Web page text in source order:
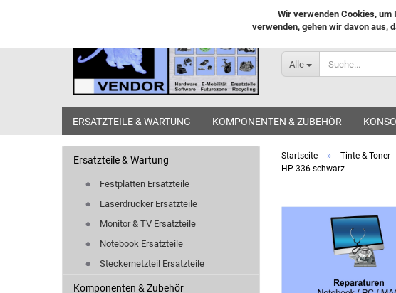
Alle
Wir verwenden Cookies, um
verwenden, gehen wir davon aus,
ERSATZTEILE & WARTUNG KOMPONENTEN & ZUBEHÖR
Startseite » Tinte & Toner
HP 336 schwarz
Ersatzteile & Wartung
Festplatten Ersatzteile
Laserdrucker Ersatzteile
Monitor & TV Ersatzteile
Notebook Ersatzteile
Steckernetzteil Ersatzteile
Komponenten & Zubehör